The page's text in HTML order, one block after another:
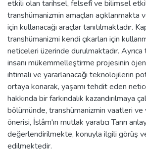
etkili olan tarihsel, felsefî ve bilimsel
transhümanizmin amaçları açıklanmakta
için kullanacağı araçlar tanıtılmaktadır.
transhümanizmi kendi çıkarları için
neticeleri üzerinde durulmaktadır. Ayrıca
insanı mükemmelleştirme projesinin
ihtimali ve yararlanacağı teknolojilerin
ortaya konarak, yaşamı tehdit eden
hakkında bir farkındalık kazandırılmaya
bölümünde, transhümanizmin vaatleri
önerisi, İslâm'ın mutlak yaratıcı Tanrı
değerlendirilmekte, konuyla ilgili görüş
edilmektedir.